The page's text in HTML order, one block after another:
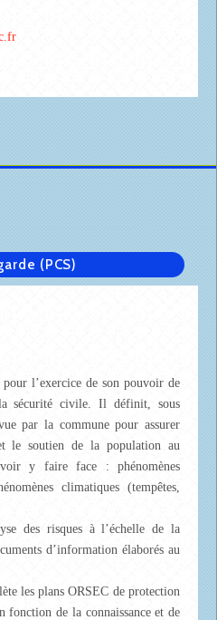
(PCS)
l’exercice de son pouvoir de
sécurité civile. Il définit, sous
par la commune pour assurer
le soutien de la population au
y faire face : phénomènes
climatiques (tempêtes,
des risques à l’échelle de la
d’information élaborés au
les plans ORSEC de protection
fonction de la connaissance et de